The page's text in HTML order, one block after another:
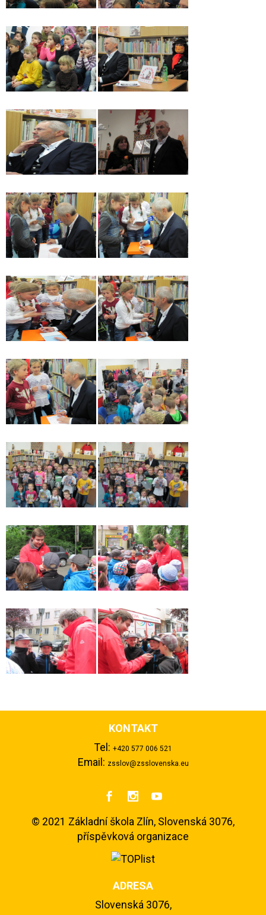
KONTAKT
Tel: +420 577 006 521
Email: zsslov@zsslovenska.eu
  
© 2021 Základní škola Zlín, Slovenská 3076,
příspěvková organizace
ADRESA
Slovenská 3076,